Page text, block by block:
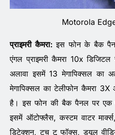
Motorola
प्राइमरी कैमरा: इस फोन के बैक
एंगल प्राइमरी कैमरा 10x
अलावा इसमें 13 मेगापिक्सल का
मेगापिक्सल का टेलीफोन कैमरा
है। इस फोन की बैक पैनल पर एक
इसमें ऑटोफ्लैस, कस्टम वाटर
डिटेक्शन, टच टू फॉक्स, ड्यूल